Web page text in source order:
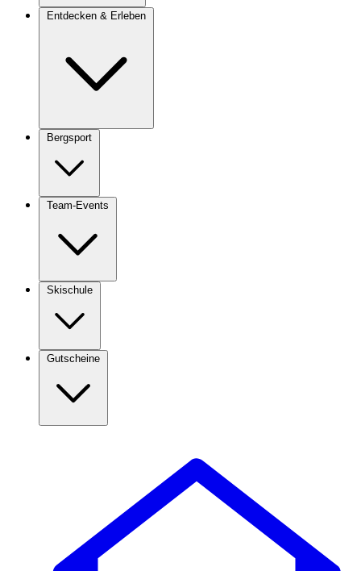
Entdecken & Erleben
Bergsport
Team-Events
Skischule
Gutscheine